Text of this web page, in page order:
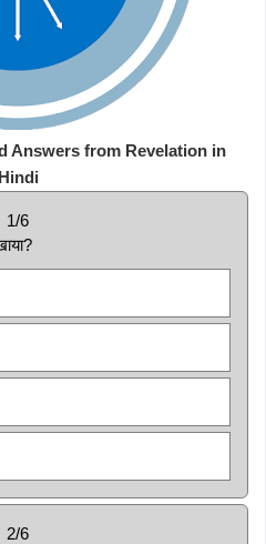
Answers from Revelation in
Hindi
1/6
2/6